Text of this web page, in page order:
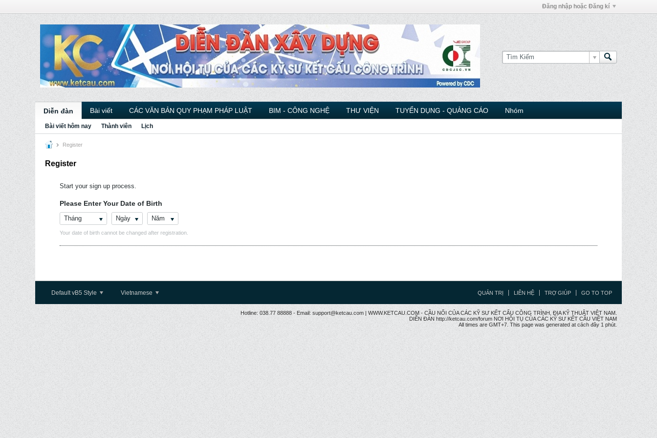
Đăng nhập hoặc Đăng kí
Diễn đàn Bài viết CÁC VĂN BẢN QUY PHẠM PHÁP LUẬT BIM - CÔNG NGHỆ THƯ VIỆN TUYỂN DỤNG - QUẢNG CÁO Nhóm
Bài viết hôm nay Thành viên Lịch
Register
Register
Start your sign up process.
Please Enter Your Date of Birth
Tháng Ngày Năm
Your date of birth cannot be changed after registration.
Default vB5 Style Vietnamese QUẢN TRỊ LIÊN HỆ TRỢ GIÚP GO TO TOP
Hotline: 038.77 88888 - Email: support@ketcau.com | WWW.KETCAU.COM - CẦU NỐI CỦA CÁC KỸ SƯ KẾT CẤU CÔNG TRÌNH, ĐỊA KỸ THUẬT VIỆT NAM.
DIỄN ĐÀN http://ketcau.com/forum NƠI HỘI TỤ CỦA CÁC KỸ SƯ KẾT CÂU VIỆT NAM
All times are GMT+7. This page was generated at cách đây 1 phút.